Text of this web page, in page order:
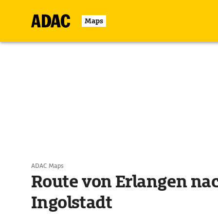
Maps
ADAC Maps
Route von Erlangen
Ingolstadt